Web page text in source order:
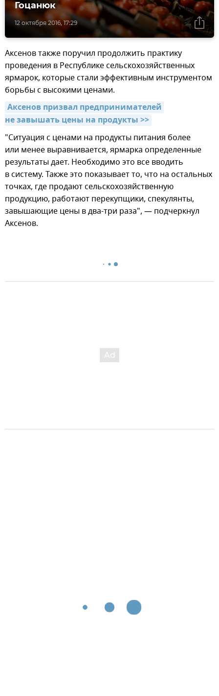
12 октября 2016, 17:29
Гоцанюк
Аксенов также поручил продолжить практику
проведения в Республике сельскохозяйственных
ярмарок, которые стали эффективным инструментом
борьбы с высокими ценами.
Аксенов призвал предпринимателей
не завышать цены на продукты >>
"Ситуация с ценами на продукты питания более
или менее выравнивается, ярмарка определенные
результаты дает. Необходимо это все вводить
в систему. Также это показывает то, что на остальных
точках, где продают сельскохозяйственную
продукцию, работают перекупщики, спекулянты,
завышающие цены в два-три раза", — подчеркнул
Аксенов.